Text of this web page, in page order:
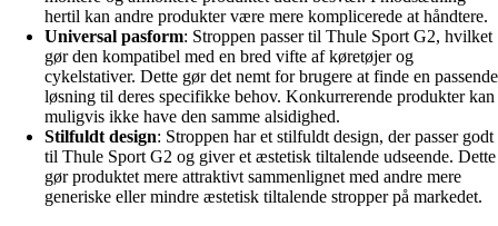
hertil kan andre produkter være mere komplicerede at håndtere.
Universal pasform: Stroppen passer til Thule Sport G2, hvilket
gør den kompatibel med en bred vifte af køretøjer og
cykelstativer. Dette gør det nemt for brugere at finde en passende
løsning til deres specifikke behov. Konkurrerende produkter kan
muligvis ikke have den samme alsidighed.
Stilfuldt design: Stroppen har et stilfuldt design, der passer godt
til Thule Sport G2 og giver et æstetisk tiltalende udseende. Dette
gør produktet mere attraktivt sammenlignet med andre mere
generiske eller mindre æstetisk tiltalende stropper på markedet.